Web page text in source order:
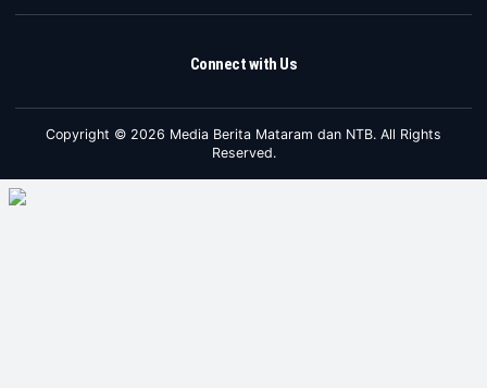
Connect with Us
Copyright © 2026 Media Berita Mataram dan NTB. All Rights
Reserved.